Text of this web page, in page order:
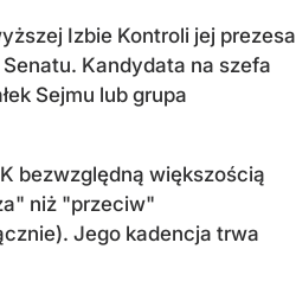
Izbie Kontroli jej prezesa
Senatu. Kandydata na szefa
Sejmu lub grupa
bezwzględną większością
niż "przeciw"
Jego kadencja trwa